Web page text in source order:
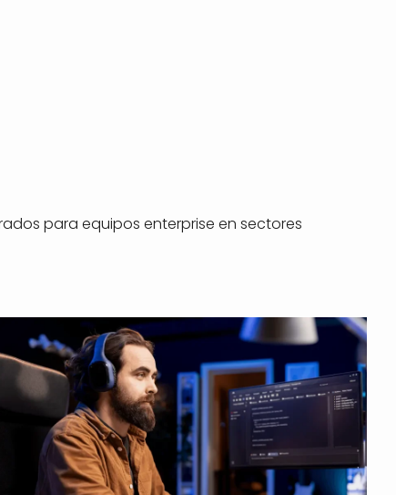
para equipos enterprise en sectores